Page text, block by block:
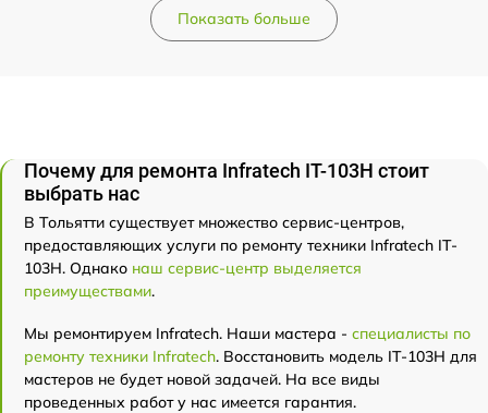
Показать больше
Почему для ремонта Infratech IT-103Н стоит
выбрать нас
В Тольятти существует множество сервис-центров,
предоставляющих услуги по ремонту техники Infratech IT-
103Н. Однако наш сервис-центр выделяется
преимуществами.
Мы ремонтируем Infratech. Наши мастера - специалисты по
ремонту техники Infratech. Восстановить модель IT-103Н для
мастеров не будет новой задачей. На все виды
проведенных работ у нас имеется гарантия.